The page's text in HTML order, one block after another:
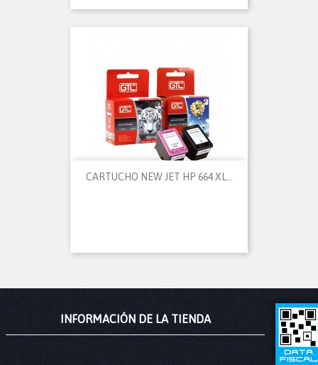
CARTUCHO NEW JET HP 664 XL...
INFORMACIÓN DE LA TIENDA